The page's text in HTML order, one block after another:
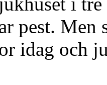
pest.
idag och